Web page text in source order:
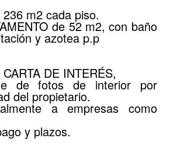
m2 cada piso.
de 52 m2, con baño
y azotea p.p
DE INTERÉS,
de fotos de interior por
del propietario.
a empresas como
y plazos.